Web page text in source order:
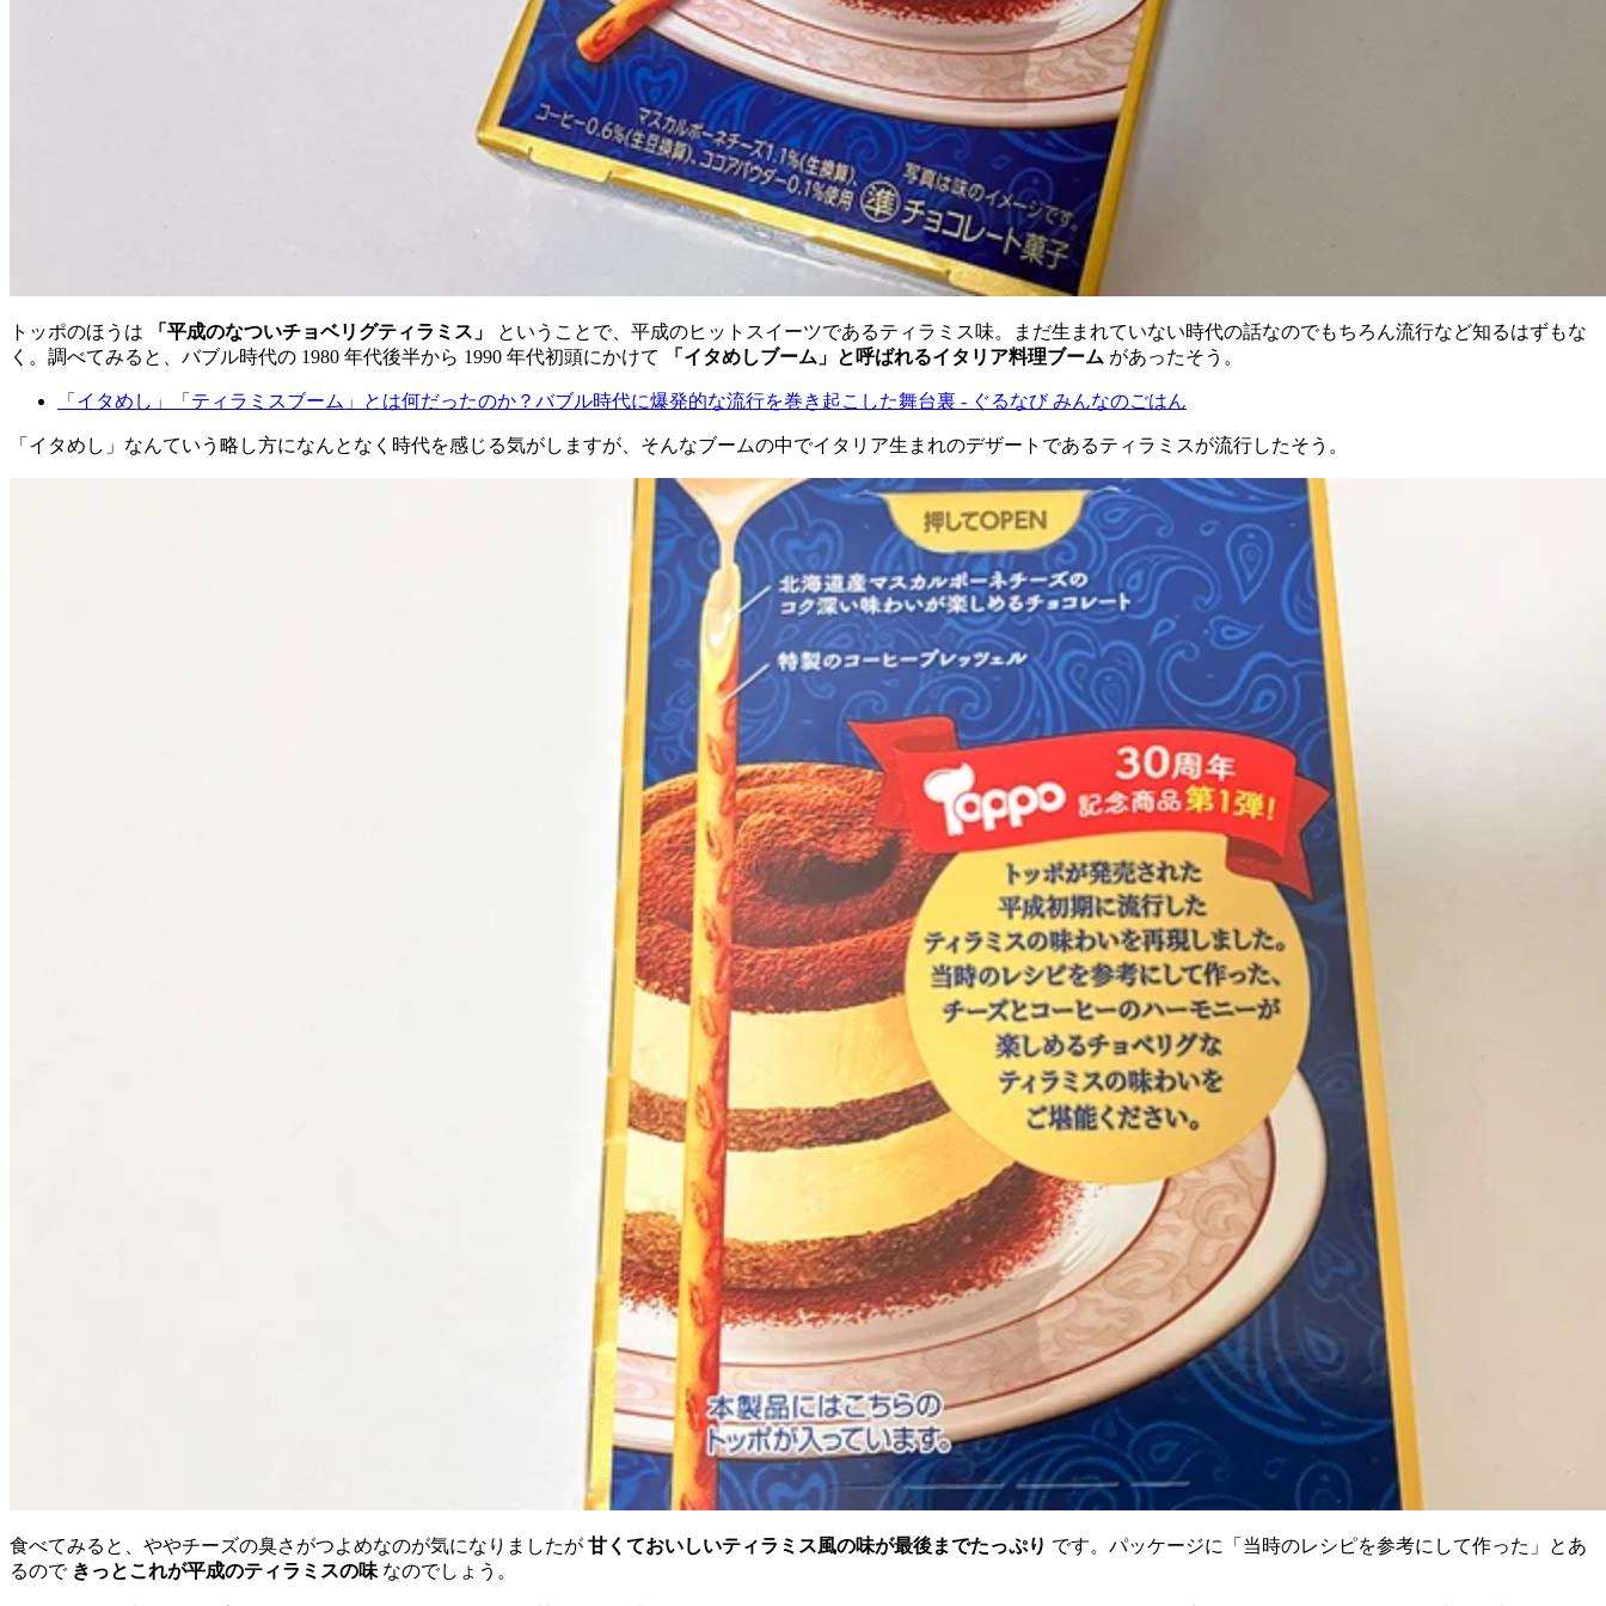
トッポのほうは 「平成のなついチョベリグティラミス」
ということで、平成のヒットスイーツであるティラミス味。まだ生まれていない時代の話なのでもちろん流行など知るはずもな
く。調べてみると、バブル時代の 1980 年代後半から 1990 年代初頭にかけて
「イタめしブーム」と呼ばれるイタリア料理ブーム があったそう。
「イタめし」「ティラミスブーム」とは何だったのか？バブル時代に爆発的な流行を巻き起こした舞台裏 - ぐるなび みんなのごはん
「イタめし」なんていう略し方になんとなく時代を感じる気がしますが、そんなブームの中でイタリア生まれのデザートであるティラミスが流行したそう。
食べてみると、ややチーズの臭さがつよめなのが気になりましたが 甘くておいしいティラミス風の味が最後までたっぷり です。パッケージに「当時のレシピを参考にして作った」とあ
るので きっとこれが平成のティラミスの味 なのでしょう。